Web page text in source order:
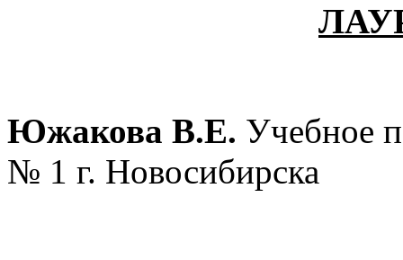
Южакова В.Е. Учебное
№ 1 г. Новосибирска